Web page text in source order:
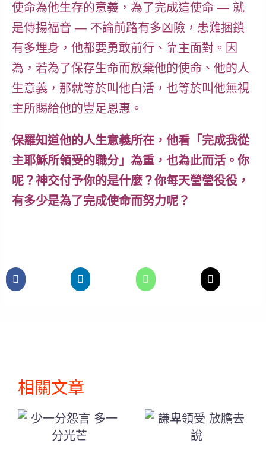
使命為他生存的意義，為了完成這使命 — 就
是傳揚福音 — 不論前路有多凶險，患難捆鎖
有多埋身，他都要勇敢前行 、 靠主面對。因
為，若為了保存生命而放棄他的使命、他的人
生意義，那就等於叫他白活，也等於叫他無視
主所賜給他的豐足恩惠。
保羅知道他的人生意義所在，他看「完成我從
主耶穌所領受的職分」為重，也為此而活。你
呢？神交付予你的是什麼？你每天營營役役，
有多少是為了完成使命而努力呢？
相關文章